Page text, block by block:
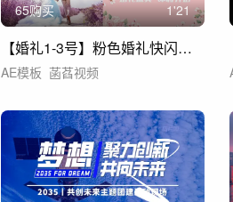
65购买 1'21
【婚礼1-3号】粉色婚礼快闪视频
AE模板 菡萏视频